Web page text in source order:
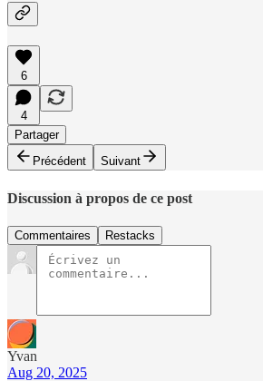
6
4
Partager
Précédent
Suivant
Discussion à propos de ce post
Commentaires Restacks
Yvan
Aug 20, 2025